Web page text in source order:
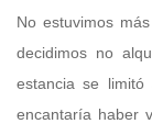
No estuvimos
decidimos no
estancia se
encantaría haber